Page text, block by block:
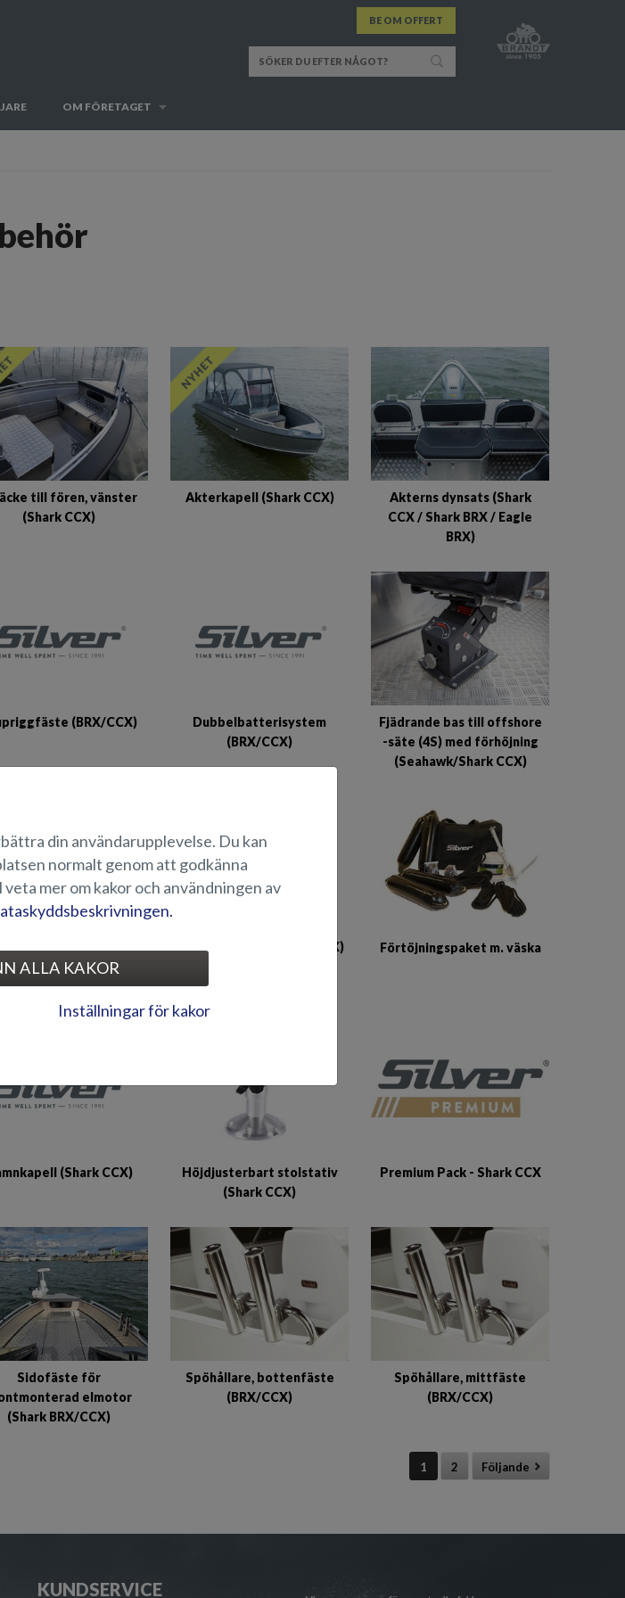
BE OM OFFERT
OM FÖRETAGET
till fören, vänster
(Shark CCX)
Akterkapell (Shark CCX)
Akterns dynsats (Shark
CCX / Shark BRX / Eagle
BRX)
(BRX/CCX)
Dubbelbatterisystem
(BRX/CCX)
Fjädrande bas till offshore
-säte (4S) med förhöjning
(Seahawk/Shark CCX)
(Shark CCX/BRX)
Förens dynsats (Shark CCX) Förtöjningspaket m. väska
(Shark CCX)
Höjdjusterbart stolstativ
(Shark CCX)
Premium Pack - Shark CCX
Sidofäste för
elmotor
(Shark BRX/CCX)
Spöhållare, bottenfäste
(BRX/CCX)
Spöhållare, mittfäste
(BRX/CCX)
1 2 Följande
KUNDSERVICE
din användarupplevelse. Du kan
normalt genom att godkänna
mer om kakor och användningen av
ALLA KAKOR
Inställningar för kakor